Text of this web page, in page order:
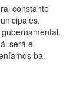
constante
será el
ba